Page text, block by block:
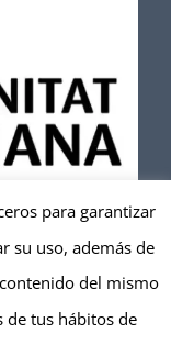
en Turismo
para garantizar
su uso, además de
del mismo
de tus hábitos de